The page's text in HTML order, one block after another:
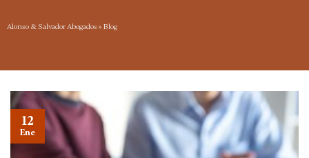
Alonso & Salvador Abogados » Blog
12
Ene